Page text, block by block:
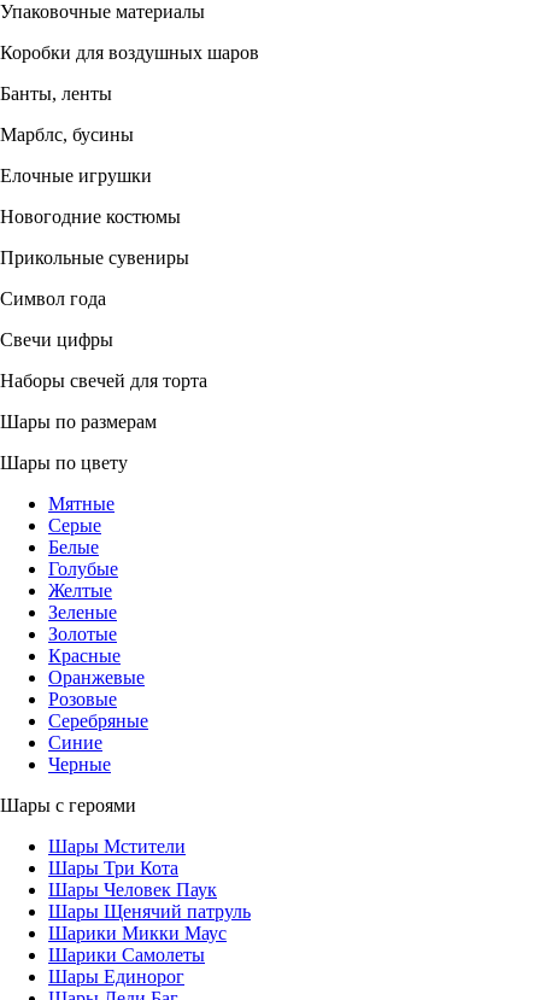
Упаковочные материалы
Коробки для воздушных шаров
Банты, ленты
Марблс, бусины
Елочные игрушки
Новогодние костюмы
Прикольные сувениры
Символ года
Свечи цифры
Наборы свечей для торта
Шары по размерам
Шары по цвету
Мятные
Серые
Белые
Голубые
Желтые
Зеленые
Золотые
Красные
Оранжевые
Розовые
Серебряные
Синие
Черные
Шары с героями
Шары Мстители
Шары Три Кота
Шары Человек Паук
Шары Щенячий патруль
Шарики Микки Маус
Шарики Самолеты
Шары Единорог